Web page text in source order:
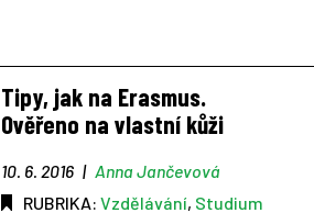
Tipy, jak na Erasmus.
Ověřeno na vlastní kůži
10. 6. 2016 | Anna Jančevová
RUBRIKA: Vzdělávání, Studium